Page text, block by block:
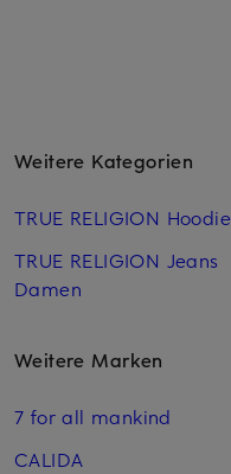
Weitere Kategorien
TRUE RELIGION Hoodie
TRUE RELIGION Jeans
Damen
Weitere Marken
7 for all mankind
CALIDA